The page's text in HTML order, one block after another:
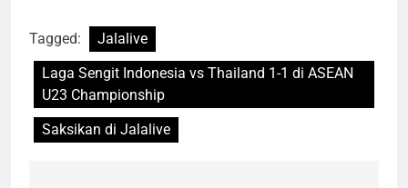
Tagged:
Jalalive
Laga Sengit Indonesia vs Thailand 1-1 di ASEAN
U23 Championship
Saksikan di Jalalive